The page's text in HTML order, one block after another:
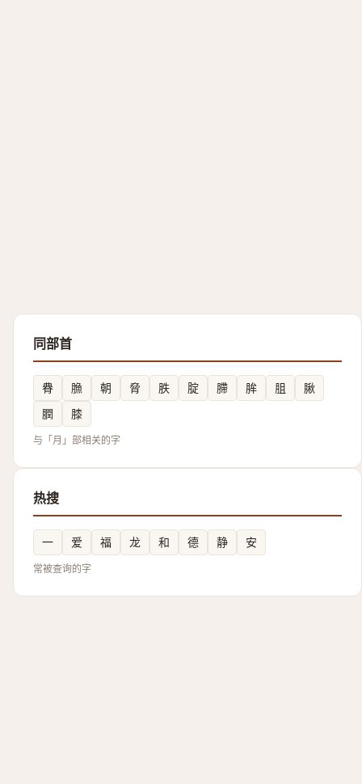
同部首
䐌 䐳 朝 脅 胅 腚 䐭 䏬 䏣
䐐
膶
膝
与「月」部相关的字
热搜
一 爱 福 龙 和 德 静 安
常被查询的字